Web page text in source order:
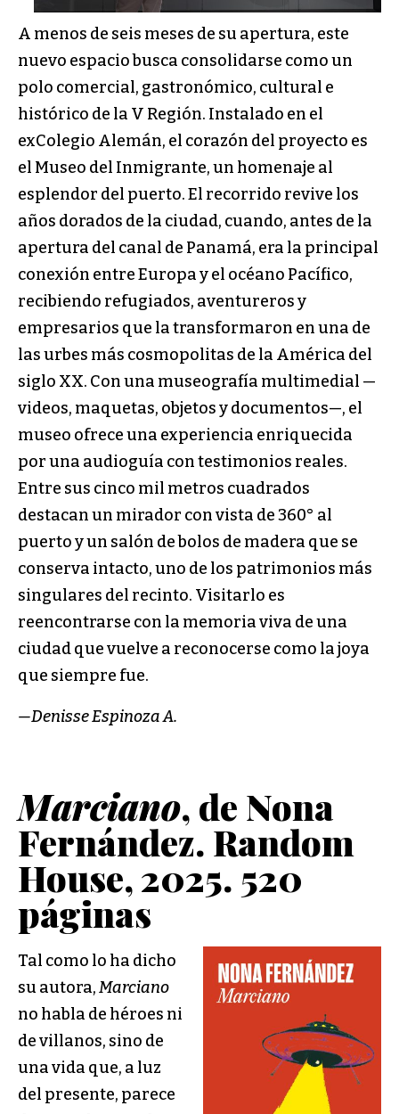
A menos de seis meses de su apertura, este
nuevo espacio busca consolidarse como un
polo comercial, gastronómico, cultural e
histórico de la V Región. Instalado en el
exColegio Alemán, el corazón del proyecto es
el Museo del Inmigrante, un homenaje al
esplendor del puerto. El recorrido revive los
años dorados de la ciudad, cuando, antes de la
apertura del canal de Panamá, era la principal
conexión entre Europa y el océano Pacífico,
recibiendo refugiados, aventureros y
empresarios que la transformaron en una de
las urbes más cosmopolitas de la América del
siglo XX. Con una museografía multimedial —
videos, maquetas, objetos y documentos—, el
museo ofrece una experiencia enriquecida
por una audioguía con testimonios reales.
Entre sus cinco mil metros cuadrados
destacan un mirador con vista de 360° al
puerto y un salón de bolos de madera que se
conserva intacto, uno de los patrimonios más
singulares del recinto. Visitarlo es
reencontrarse con la memoria viva de una
ciudad que vuelve a reconocerse como la joya
que siempre fue.
—Denisse Espinoza A.
Marciano, de Nona
Fernández. Random
House, 2025. 520
páginas
Tal como lo ha dicho
su autora,Marciano
no habla de héroes ni
de villanos, sino de
una vida que, a luz
del presente, parece